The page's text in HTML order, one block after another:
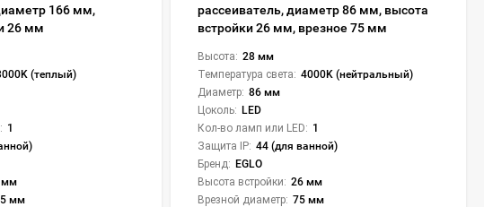
166 мм,
26 мм
(теплый)
1
мм
мм
рассеиватель, диаметр 86 мм, высота
встройки 26 мм, врезное 75 мм
Высота: 28 мм
Температура света: 4000K (нейтральный)
Диаметр: 86 мм
Цоколь: LED
Кол-во ламп или LED: 1
Защита IP: 44 (для ванной)
Бренд: EGLO
Высота встройки: 26 мм
Врезной диаметр: 75 мм